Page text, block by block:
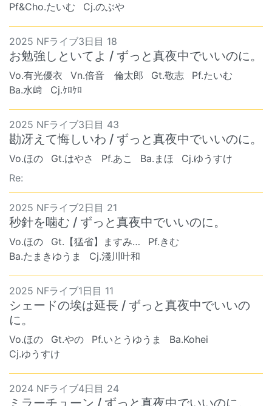
Pf&Cho.たいむ
Cj.のぶや
2025 NFライブ3日目 18
お勉強しといてよ / ずっと真夜中でいいのに。
Vo.有光優衣 Vn.倍音 倫太郎 Gt.敬志
Pf.たいむ
Ba.水﨑
Cj.ｹﾛｹﾛ
2025 NFライブ3日目 43
勘冴えて悔しいわ / ずっと真夜中でいいのに。
Vo.ほの Gt.はやさ Pf.あこ Ba.まほ
Cj.ゆうすけ
Re:
2025 NFライブ2日目 21
秒針を噛む / ずっと真夜中でいいのに。
Vo.ほの Gt.【猛省】ますみ…
Pf.きむ
Ba.たまきゆうま
Cj.淺川叶和
2025 NFライブ1日目 11
シェードの埃は延長 / ずっと真夜中でいいの
に。
Vo.ほの Gt.やの Pf.いとうゆうま
Ba.Kohei
Cj.ゆうすけ
2024 NFライブ4日目 24
ミラーチューン / ずっと真夜中でいいのに。